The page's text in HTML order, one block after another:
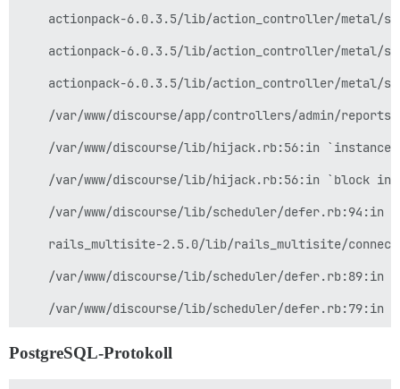
## Bei einer 1-GB-Installation auf 128 MB setzen,
  db_shared_buffers: "512MB"
## Welche Git-Revision soll dieser Container
  #version: tests-passed
  LANG: en_US.UTF-8
## TODO: Wie viele gleichzeitige Webanfragen
## Bei 2 GB empfehlen wir 3–4 Worker, bei 1 GB nur
  UNICORN_WORKERS: 3
actionpack-6.0.3.5/lib/action_controller/metal/
actionpack-6.0.3.5/lib/action_controller/metal/
actionpack-6.0.3.5/lib/action_controller/metal/
/var/www/discourse/app/controllers/admin/
/var/www/discourse/lib/hijack.rb:56:in
/var/www/discourse/lib/hijack.rb:56:in `block in
/var/www/discourse/lib/scheduler/defer.rb:94:in
rails_multisite-2.5.0/lib/rails_multisite/
/var/www/discourse/lib/scheduler/defer.rb:89:in
PostgreSQL-Protokoll